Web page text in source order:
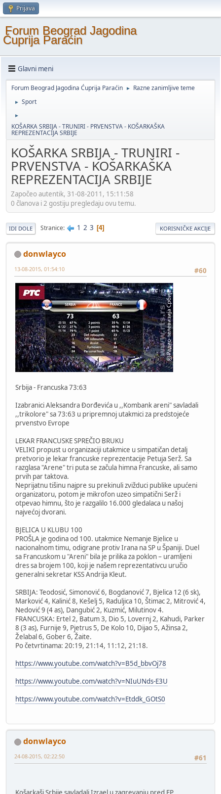
Prijava
Forum Beograd Jagodina
Ćuprija Paraćin
Glavni meni
Forum Beograd Jagodina Ćuprija Paraćin ► Razne zanimljive teme
► Sport
►
KOŠARKA SRBIJA - TRUNIRI - PRVENSTVA - KOŠARKAŠKA
REPREZENTACIJA SRBIJE
KOŠARKA SRBIJA - TRUNIRI -
PRVENSTVA - KOŠARKAŠKA
REPREZENTACIJA SRBIJE
Započeo autentik, 31-08-2011, 15:11:58
0 članova i 2 gostiju pregledaju ovu temu.
IDI DOLE Stranice 1 2 3 4 KORISNIČKE AKCIJE
donwlayco
#60
13-08-2015, 01:54:10
Srbija - Francuska 73:63
Izabranici Aleksandra Đorđevića u ,,Kombank areni" savladali
,,trikolore" sa 73:63 u pripremnoj utakmici za predstojeće
prvenstvo Evrope
LEKAR FRANCUSKE SPREČIO BRUKU
VELIKI propust u organizaciji utakmice u simpatičan detalj
pretvorio je lekar francuske reprezentacije Petuja Serž. Sa
razglasa "Arene" tri puta se začula himna Francuske, ali samo
prvih par taktova.
Neprijatnu tišinu najpre su prekinuli zvižduci publike upućeni
organizatoru, potom je mikrofon uzeo simpatični Serž i
otpevao himnu, što je razgalilo 16.000 gledalaca u našoj
najvećoj dvorani.
BJELICA U KLUBU 100
PROŠLA je godina od 100. utakmice Nemanje Bjelice u
nacionalnom timu, odigrane protiv Irana na SP u Španiji. Duel
sa Francuskom u "Areni" bila je prilika za poklon – uramljeni
dres sa brojem 100, koji je našem reprezentativcu uručio
generalni sekretar KSS Andrija Kleut.
SRBIJA: Teodosić, Simonović 6, Bogdanović 7, Bjelica 12 (6 sk),
Marković 4, Kalinić 8, Kešelj 5, Raduljica 10, Štimac 2, Mitrović 4,
Nedović 9 (4 as), Dangubić 2, Kuzmić, Milutinov 4.
FRANCUSKA: Ertel 2, Batum 3, Dio 5, Lovernj 2, Kahudi, Parker
8 (3 as), Furnije 9, Pjetrus 5, De Kolo 10, Dijao 5, Ažinsa 2,
Želabal 6, Gober 6, Žaite.
Po četvrtinama: 20:19, 21:14, 11:12, 21:18.
https://www.youtube.com/watch?v=B5d_bbvOj78
https://www.youtube.com/watch?v=NIuUNds-E3U
https://www.youtube.com/watch?v=Etddk_GOtS0
donwlayco
#61
24-08-2015, 02:22:50